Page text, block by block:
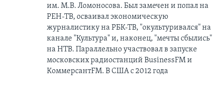
им. М.В. Ломоносова. Был замечен и попал на
РЕН-ТВ, осваивал экономическую
журналистику на РБК-ТВ, "окультуривался" на
канале "Культура" и, наконец, "мечты сбылись"
на НТВ. Параллельно участвовал в запуске
московских радиостанций BusinessFM и
КоммерсантFM. В США с 2012 года